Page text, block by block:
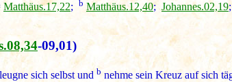
Matthäus.17,22; b Matthäus.12,40;Johannes.02,19
-09,01)
sich selbst undb nehme sein Kreuz auf sich